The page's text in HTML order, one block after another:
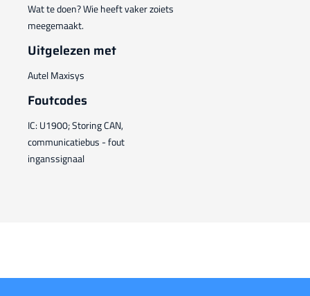
Wat te doen? Wie heeft vaker zoiets
meegemaakt.
Uitgelezen met
Autel Maxisys
Foutcodes
IC: U1900; Storing CAN,
communicatiebus - fout
inganssignaal